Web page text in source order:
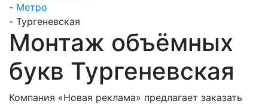
- Метро
- Тургеневская
Монтаж объёмных
букв Тургеневская
Компания «Новая реклама» предлагает заказать